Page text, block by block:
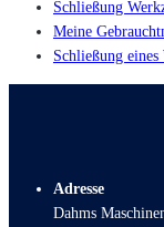
Schließung
Meine
Schließung eines
Adresse
Dahms